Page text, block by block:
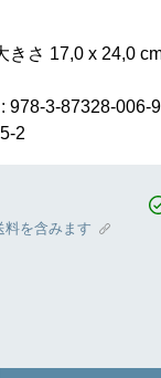
きさ 17,0 x 24,0
978-3-87328-006-9
2
料を含みます